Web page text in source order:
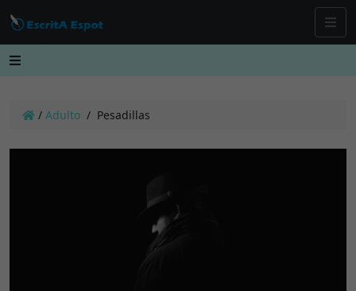
/ Adulto / Pesadillas